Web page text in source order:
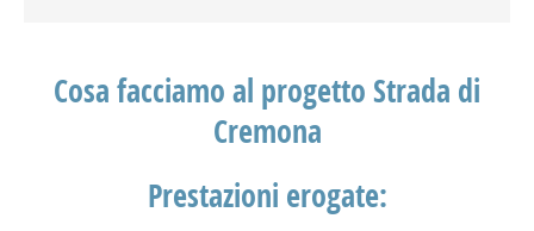
Cosa facciamo al progetto Strada di
Cremona
Prestazioni erogate: